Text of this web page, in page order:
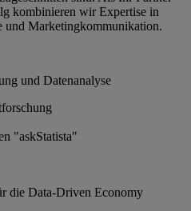
kombinieren wir Expertise in
und Marketingkommunikation.
und Datenanalyse
"askStatista"
die Data-Driven Economy